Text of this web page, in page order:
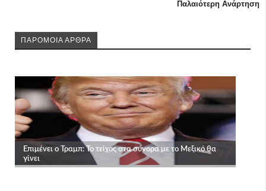
Παλαιότερη Ανάρτηση
ΠΑΡΟΜΟΙΑ ΑΡΘΡΑ